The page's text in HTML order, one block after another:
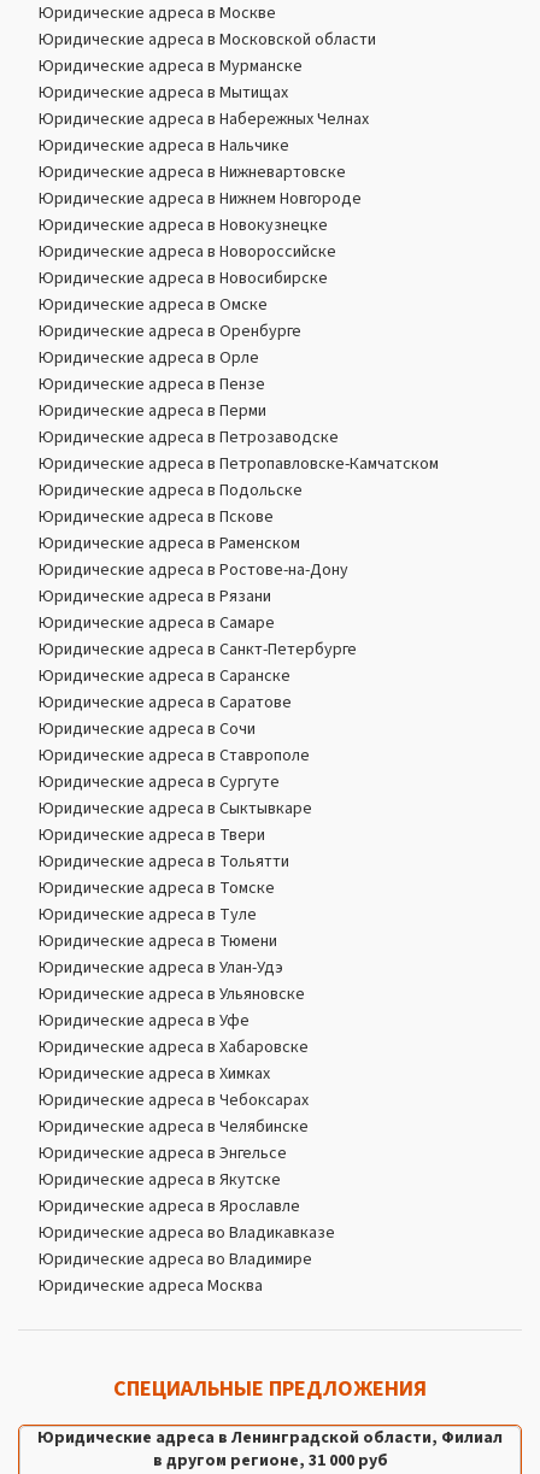
Юридические адреса в Москве
Юридические адреса в Московской области
Юридические адреса в Мурманске
Юридические адреса в Мытищах
Юридические адреса в Набережных Челнах
Юридические адреса в Нальчике
Юридические адреса в Нижневартовске
Юридические адреса в Нижнем Новгороде
Юридические адреса в Новокузнецке
Юридические адреса в Новороссийске
Юридические адреса в Новосибирске
Юридические адреса в Омске
Юридические адреса в Оренбурге
Юридические адреса в Орле
Юридические адреса в Пензе
Юридические адреса в Перми
Юридические адреса в Петрозаводске
Юридические адреса в Петропавловске-Камчатском
Юридические адреса в Подольске
Юридические адреса в Пскове
Юридические адреса в Раменском
Юридические адреса в Ростове-на-Дону
Юридические адреса в Рязани
Юридические адреса в Самаре
Юридические адреса в Санкт-Петербурге
Юридические адреса в Саранске
Юридические адреса в Саратове
Юридические адреса в Сочи
Юридические адреса в Ставрополе
Юридические адреса в Сургуте
Юридические адреса в Сыктывкаре
Юридические адреса в Твери
Юридические адреса в Тольятти
Юридические адреса в Томске
Юридические адреса в Туле
Юридические адреса в Тюмени
Юридические адреса в Улан-Удэ
Юридические адреса в Ульяновске
Юридические адреса в Уфе
Юридические адреса в Хабаровске
Юридические адреса в Химках
Юридические адреса в Чебоксарах
Юридические адреса в Челябинске
Юридические адреса в Энгельсе
Юридические адреса в Якутске
Юридические адреса в Ярославле
Юридические адреса во Владикавказе
Юридические адреса во Владимире
Юридические адреса Москва
СПЕЦИАЛЬНЫЕ ПРЕДЛОЖЕНИЯ
Юридические адреса в Ленинградской области, Филиал
в другом регионе, 31 000 руб